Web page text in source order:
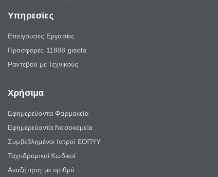
Υπηρεσίες
Επείγουσες Εργασίες
Προσφορές 11888 giaola
Ραντεβού με Τεχνικούς
Χρήσιμα
Εφημερεύοντα Φαρμακεία
Εφημερεύοντα Νοσοκομεία
Συμβεβλημένοι Ιατροί ΕΟΠΥΥ
Ταχυδρομικοί Κωδικοί
Αναζήτηση με αριθμό